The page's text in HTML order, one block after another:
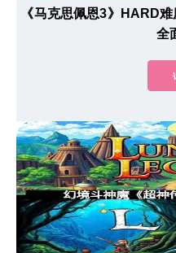
《马克思佩恩3》HARD
全